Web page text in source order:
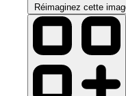
Réimaginez cette